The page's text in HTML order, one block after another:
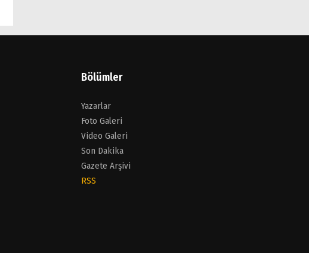
Bölümler
Yazarlar
Foto Galeri
Video Galeri
Son Dakika
Gazete Arşivi
RSS